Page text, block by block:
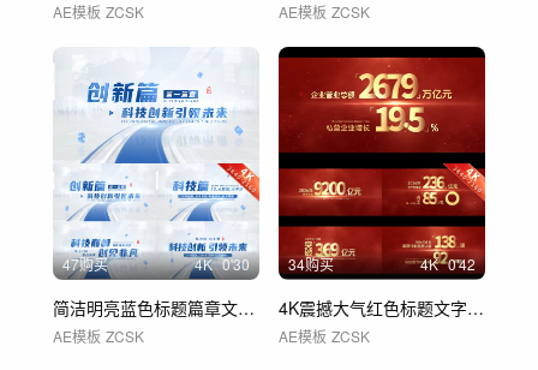
AE模板 ZCSK AE模板 ZCSK
47购买 4K 0'30
简洁明亮蓝色标题篇章文字展示 01
AE模板 ZCSK
34购买 4K 0'42
4K震撼大气红色标题文字数据展示
AE模板 ZCSK